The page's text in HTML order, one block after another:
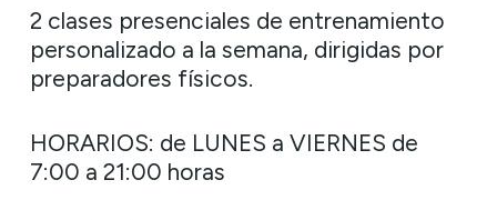
2 clases presenciales de entrenamiento
personalizado a la semana, dirigidas por
preparadores físicos.
HORARIOS: de LUNES a VIERNES de
7:00 a 21:00 horas